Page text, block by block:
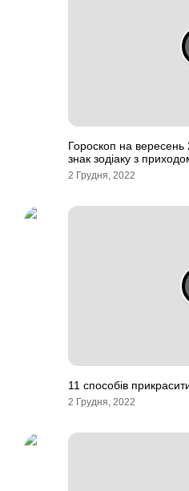
Гороскоп на
знак зодіаку з
2 Грудня, 2022
11 способів
2 Грудня, 2022